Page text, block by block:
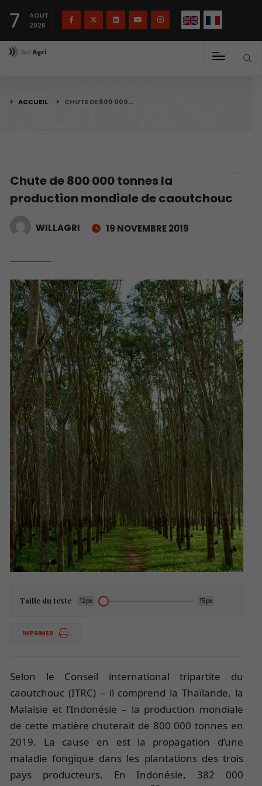
7
AOUT
2026
ACCUEIL CHUTE DE 800 000…
Chute de 800 000 tonnes la
production mondiale de caoutchouc
WILLAGRI 19 NOVEMBRE 2019
Taille du texte 12px 15px
IMPRIMER
Selon le Conseil international tripartite du
caoutchouc (ITRC) – il comprend la Thaïlande, la
Malaisie et l’Indonésie – la production mondiale
de cette matière chuterait de 800 000 tonnes en
2019. La cause en est la propagation d’une
maladie fongique dans les plantations des trois
pays producteurs. En Indonésie, 382 000
Français English(English)